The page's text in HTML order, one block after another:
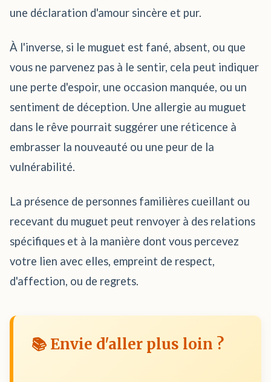
une déclaration d'amour sincère et pur.
À l'inverse, si le muguet est fané, absent, ou que
vous ne parvenez pas à le sentir, cela peut indiquer
une perte d'espoir, une occasion manquée, ou un
sentiment de déception. Une allergie au muguet
dans le rêve pourrait suggérer une réticence à
embrasser la nouveauté ou une peur de la
vulnérabilité.
La présence de personnes familières cueillant ou
recevant du muguet peut renvoyer à des relations
spécifiques et à la manière dont vous percevez
votre lien avec elles, empreint de respect,
d'affection, ou de regrets.
📚 Envie d'aller plus loin ?